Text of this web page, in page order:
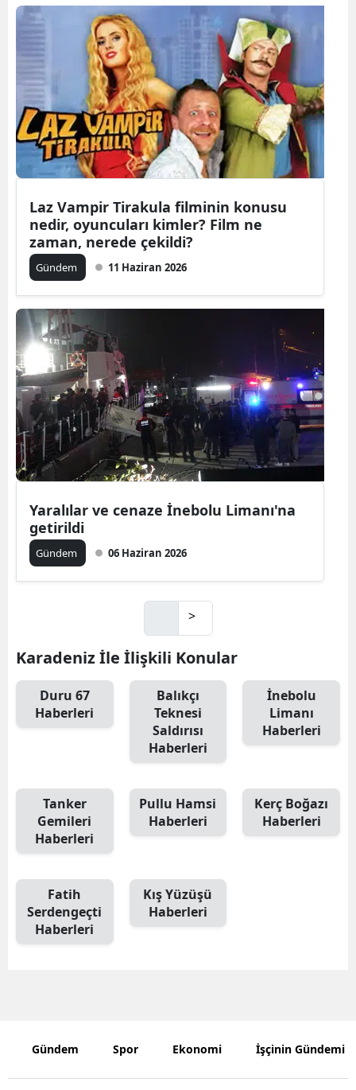
Laz Vampir Tirakula filminin konusu
nedir, oyuncuları kimler? Film ne
zaman, nerede çekildi?
Gündem 11 Haziran 2026
Yaralılar ve cenaze İnebolu Limanı'na
getirildi
Gündem 06 Haziran 2026
>
Karadeniz İle İlişkili Konular
Duru 67
Haberleri
Balıkçı
Teknesi
Saldırısı
Haberleri
İnebolu
Limanı
Haberleri
Tanker
Gemileri
Haberleri
Pullu Hamsi
Haberleri
Kerç Boğazı
Haberleri
Fatih
Serdengeçti
Haberleri
Kış Yüzüşü
Haberleri
Gündem Spor Ekonomi İşçinin Gündemi